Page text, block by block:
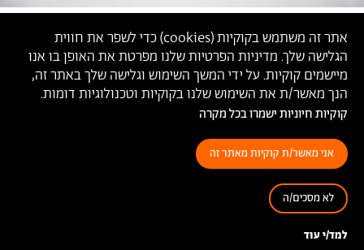
אתר זה משתמש בקוקיות (cookies) כדי לשפר את חווית
הגלישה שלך. מדיניות הפרטיות שלנו מפרטת את האופן בו אנו
מיישמים קוקיות. על ידי המשך השימוש וגלישה שלך באתר זה,
הנך מאשר/ת את השימוש שלנו בקוקיות וטכנולוגיות דומות.
קוקיות חיוניות ישמרו בכל מקרה
אני מאשר/ת קוקיות מאתר זה
לא מסכים/ה
למד/י עוד
'הדבר היחיד שאני זוכר זה את הים', מתי אלמלח,